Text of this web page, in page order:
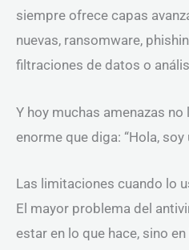
siempre ofrece capas
nuevas, ransomware,
filtraciones de datos o
Y hoy muchas amenazas
enorme que diga: “Hola, soy
Las limitaciones cuando lo
El mayor problema del
estar en lo que hace, sino